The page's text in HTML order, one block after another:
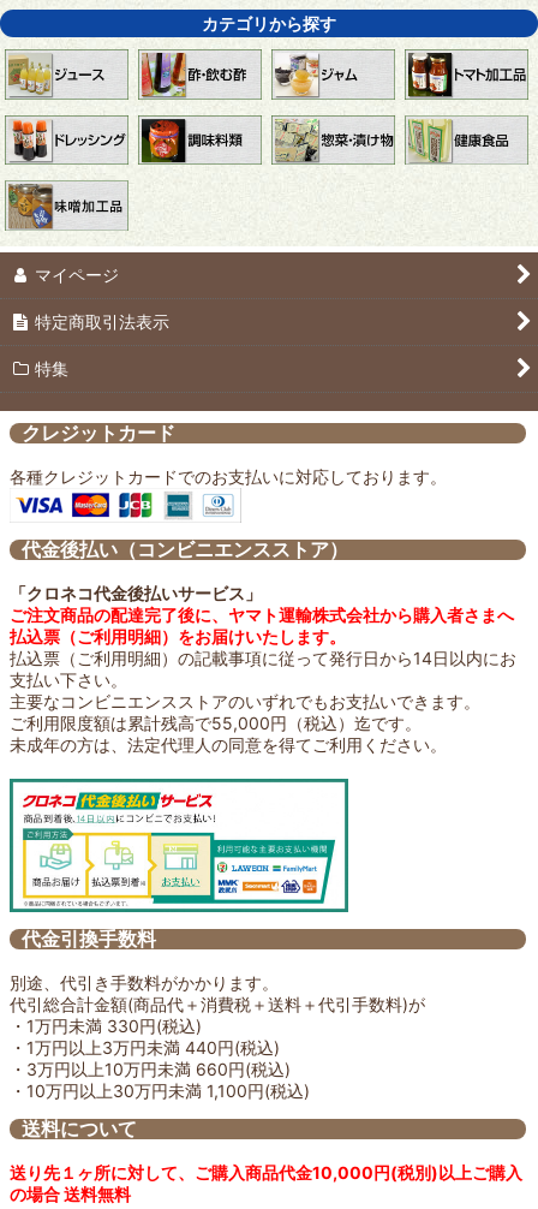
カテゴリから探す
マイページ
特定商取引法表示
特集
クレジットカード
各種クレジットカードでのお支払いに対応しております。
代金後払い（コンビニエンスストア）
「クロネコ代金後払いサービス」
ご注文商品の配達完了後に、ヤマト運輸株式会社から購入者さまへ
払込票（ご利用明細）をお届けいたします。
払込票（ご利用明細）の記載事項に従って発行日から14日以内にお
支払い下さい。
主要なコンビニエンスストアのいずれでもお支払いできます。
ご利用限度額は累計残高で55,000円（税込）迄です。
未成年の方は、法定代理人の同意を得てご利用ください。
代金引換手数料
別途、代引き手数料がかかります。
代引総合計金額(商品代＋消費税＋送料＋代引手数料)が
・1万円未満 330円(税込)
・1万円以上3万円未満 440円(税込)
・3万円以上10万円未満 660円(税込)
・10万円以上30万円未満 1,100円(税込)
送料について
送り先１ヶ所に対して、ご購入商品代金10,000円(税別)以上ご購入
の場合 送料無料